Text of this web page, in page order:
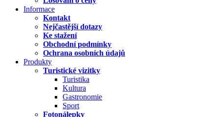
Informace
Kontakt
Nejčastější dotazy
Ke stažení
Obchodní podmínky
Ochrana osobních údajů
Produkty
Turistické vizitky
Turistika
Kultura
Gastronomie
Sport
Fotonálepky